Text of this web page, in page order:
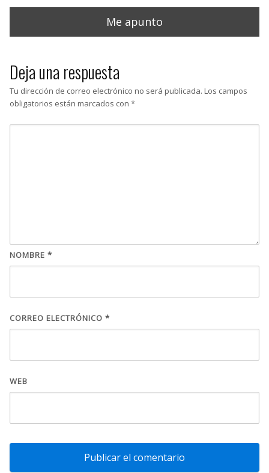
Deja una respuesta
Tu dirección de correo electrónico no será publicada. Los campos
obligatorios están marcados con *
NOMBRE *
CORREO ELECTRÓNICO *
WEB